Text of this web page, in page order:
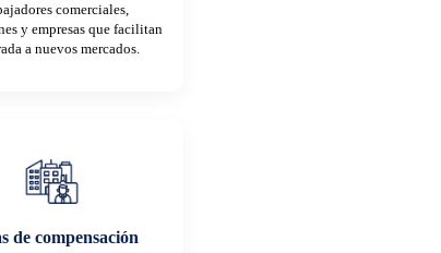
comerciales,
y empresas que facilitan
a nuevos mercados.
de compensación